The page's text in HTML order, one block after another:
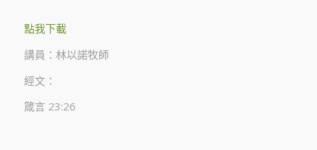
點我下載
講員：林以諾牧師
經文：
箴言 23:26